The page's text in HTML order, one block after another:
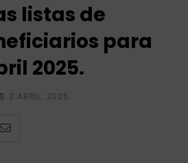
listas de
para
2025.
2 ABRIL, 2025
Share